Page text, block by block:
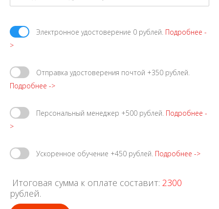
Электронное удостоверение 0 рублей. Подробнее -
>
Отправка удостоверения почтой +350 рублей.
Подробнее ->
Персональный менеджер +500 рублей. Подробнее -
>
Ускоренное обучение +450 рублей. Подробнее ->
Итоговая сумма к оплате составит: 2300
рублей.